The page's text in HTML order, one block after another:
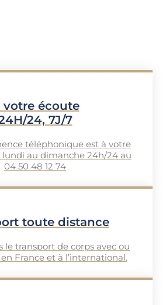
votre écoute
24, 7J/7
téléphonique est à votre
au dimanche 24h/24 au
04 50 48 12 74
toute distance
le transport de corps avec ou
France et à l’international.